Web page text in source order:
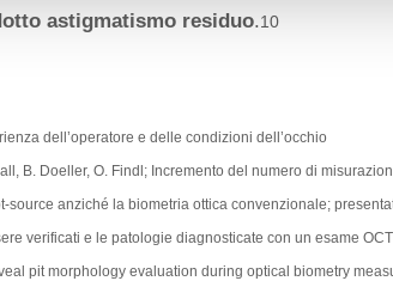
astigmatismo residuo.10
dell’operatore e delle condizioni dell’occhio
B. Doeller, O. Findl; Incremento del numero di
source anziché la biometria ottica convenzionale;
verificati e le patologie diagnosticate con un esame
pit morphology evaluation during optical biometry